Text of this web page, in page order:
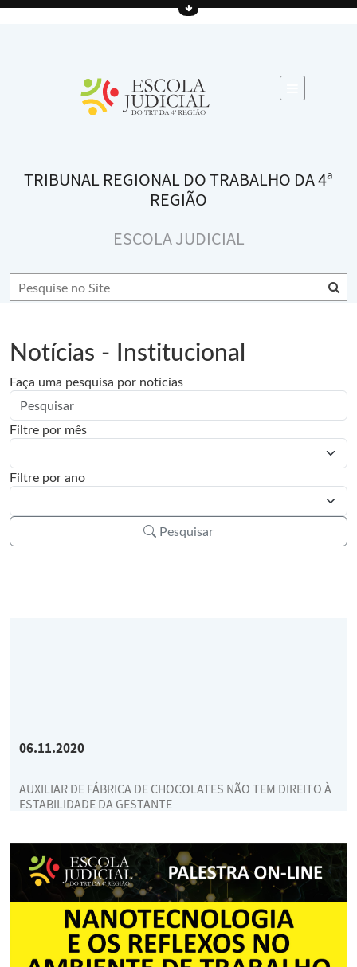
TRIBUNAL REGIONAL DO TRABALHO DA 4ª
REGIÃO
ESCOLA JUDICIAL
Notícias - Institucional
Faça uma pesquisa por notícias
Filtre por mês
Filtre por ano
Pesquisar
06.11.2020
AUXILIAR DE FÁBRICA DE CHOCOLATES NÃO TEM DIREITO À
ESTABILIDADE DA GESTANTE